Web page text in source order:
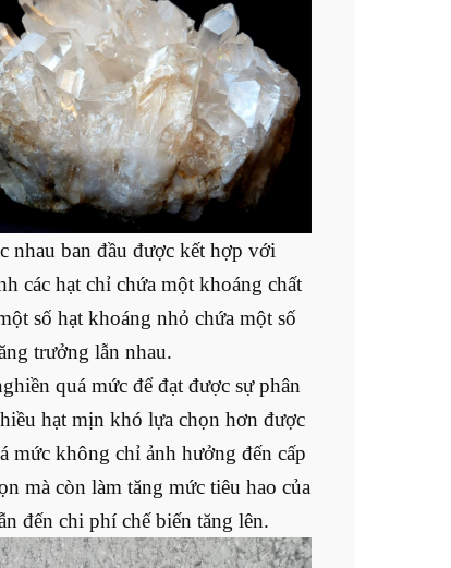
nhau ban đầu được kết hợp với
các hạt chỉ chứa một khoáng chất
số hạt khoáng nhỏ chứa một số
trưởng lẫn nhau.
quá mức để đạt được sự phân
hạt mịn khó lựa chọn hơn được
mức không chỉ ảnh hưởng đến cấp
mà còn làm tăng mức tiêu hao của
đến chi phí chế biến tăng lên.